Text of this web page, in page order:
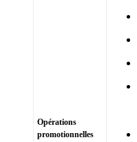
Opérations
promotionnelles